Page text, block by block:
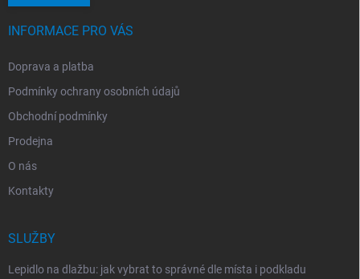
INFORMACE PRO VÁS
Doprava a platba
Podmínky ochrany osobních údajů
Obchodní podmínky
Prodejna
O nás
Kontakty
SLUŽBY
Lepidlo na dlažbu: jak vybrat to správné dle místa i podkladu